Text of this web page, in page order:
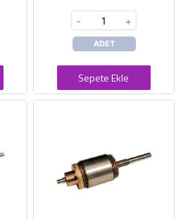
- +
ADET
Sepete Ekle